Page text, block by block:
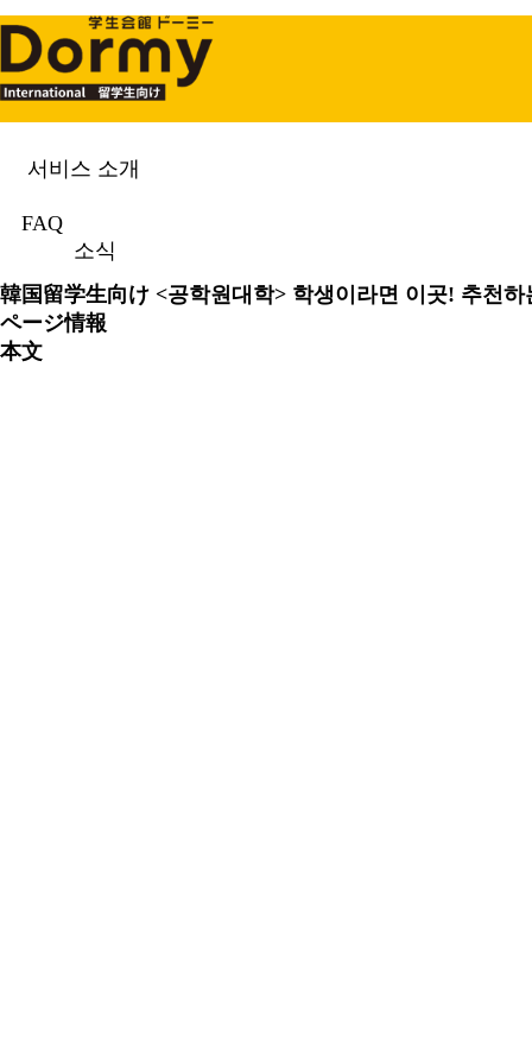
서비스 소개
FAQ
소식
소식
韓国留学生向け <공학원대학> 학생이라면 이곳! 추천하
ページ情報
本文